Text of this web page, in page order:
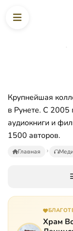
Крупнейшая
в Рунете. С 2005
аудиокниги и
1500 авторов.
Главная
Храм